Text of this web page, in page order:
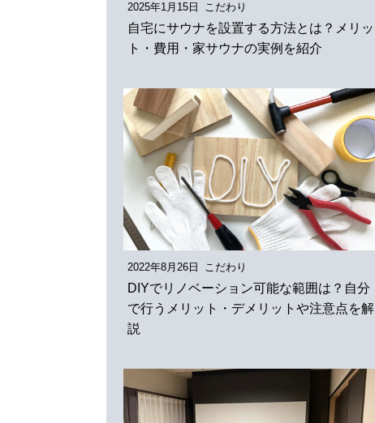
2025年1月15日 こだわり
自宅にサウナを設置する方法とは？メリッ
ト・費用・家サウナの実例を紹介
2022年8月26日 こだわり
DIYでリノベーション可能な範囲は？自分
で行うメリット・デメリットや注意点を解
説